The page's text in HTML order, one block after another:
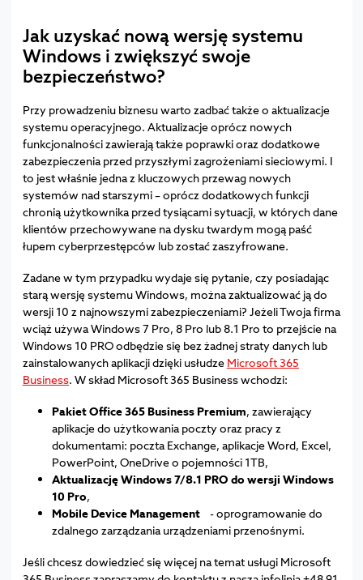
Jak uzyskać nową wersję systemu
Windows i zwiększyć swoje
bezpieczeństwo?
Przy prowadzeniu biznesu warto zadbać także o aktualizacje
systemu operacyjnego. Aktualizacje oprócz nowych
funkcjonalności zawierają także poprawki oraz dodatkowe
zabezpieczenia przed przyszłymi zagrożeniami sieciowymi. I
to jest właśnie jedna z kluczowych przewag nowych
systemów nad starszymi – oprócz dodatkowych funkcji
chronią użytkownika przed tysiącami sytuacji, w których dane
klientów przechowywane na dysku twardym mogą paść
łupem cyberprzestępców lub zostać zaszyfrowane.
Zadane w tym przypadku wydaje się pytanie, czy posiadając
starą wersję systemu Windows, można zaktualizować ją do
wersji 10 z najnowszymi zabezpieczeniami? Jeżeli Twoja firma
wciąż używa Windows 7 Pro, 8 Pro lub 8.1 Pro to przejście na
Windows 10 PRO odbędzie się bez żadnej straty danych lub
zainstalowanych aplikacji dzięki usłudze Microsoft 365
Business. W skład Microsoft 365 Business wchodzi:
Pakiet Office 365 Business Premium, zawierający
aplikacje do użytkowania poczty oraz pracy z
dokumentami: poczta Exchange, aplikacje Word, Excel,
PowerPoint, OneDrive o pojemności 1TB,
Aktualizację Windows 7/8.1 PRO do wersji Windows
10 Pro,
Mobile Device Management- oprogramowanie do
zdalnego zarządzania urządzeniami przenośnymi.
Jeśli chcesz dowiedzieć się więcej na temat usługi Microsoft